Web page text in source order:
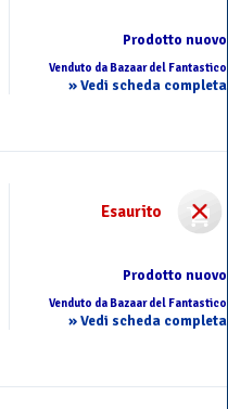
Prodotto nuovo
Venduto da Bazaar del Fantastico
» Vedi scheda completa
Esaurito
Prodotto nuovo
Venduto da Bazaar del Fantastico
» Vedi scheda completa